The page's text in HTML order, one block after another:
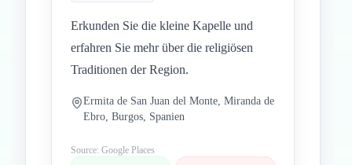
Erkunden Sie die kleine Kapelle und
erfahren Sie mehr über die religiösen
Traditionen der Region.
Ermita de San Juan del Monte, Miranda de
Ebro, Burgos, Spanien
Source: Google Places